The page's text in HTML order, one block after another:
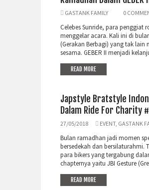
GASTANK FAMILY 0
Celebes Sunride, para penggiat
menggelar acara. Kali ini di
(Gerakan Berbagi) yang tak
sesama. GEBER II menjadi
READ MORE
Japstyle Bratstyle
Dalam Ride For Charity
27/05/2018 EVENT, GASTANK
Bulan ramadhan jadi momen
bersedekah dan bersilaturahmi.
para bikers yang tergabung
chapternya yaitu JBI Gesture
READ MORE